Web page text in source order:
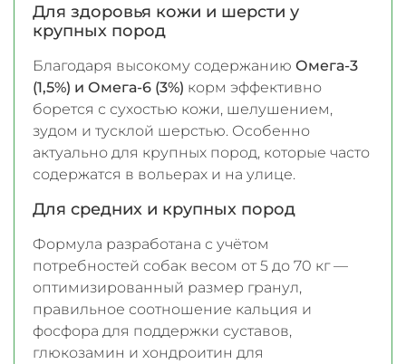
Для здоровья кожи и шерсти у
крупных пород
Благодаря высокому содержанию Омега-3
(1,5%) и Омега-6 (3%) корм эффективно
борется с сухостью кожи, шелушением,
зудом и тусклой шерстью. Особенно
актуально для крупных пород, которые часто
содержатся в вольерах и на улице.
Для средних и крупных пород
Формула разработана с учётом
потребностей собак весом от 5 до 70 кг —
оптимизированный размер гранул,
правильное соотношение кальция и
фосфора для поддержки суставов,
глюкозамин и хондроитин для